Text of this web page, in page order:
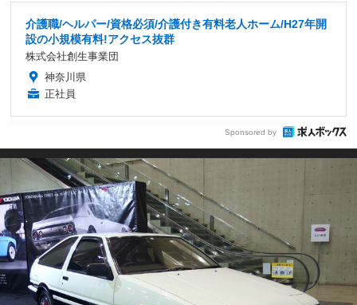
介護職/ヘルパー/資格必須/介護付き有料老人ホーム/H27年開
設の小規模有料!アクセス抜群
株式会社創生事業団
神奈川県
正社員
Sponsored by